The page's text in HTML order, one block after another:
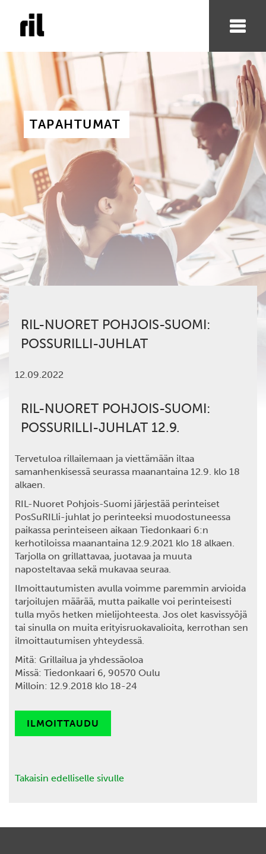
TAPAHTUMAT
RIL-NUORET POHJOIS-SUOMI:
POSSURILLI-JUHLAT
12.09.2022
RIL-NUORET POHJOIS-SUOMI:
POSSURILLI-JUHLAT 12.9.
Tervetuloa rillailemaan ja viettämään iltaa
samanhenkisessä seurassa maanantaina 12.9. klo 18
alkaen.
RIL-Nuoret Pohjois-Suomi järjestää perinteiset
PosSuRILli-juhlat jo perinteeksi muodostuneessa
paikassa perinteiseen aikaan Tiedonkaari 6:n
kerhotiloissa maanantaina 12.9.2021 klo 18 alkaen.
Tarjolla on grillattavaa, juotavaa ja muuta
naposteltavaa sekä mukavaa seuraa.
Ilmoittautumisten avulla voimme paremmin arvioida
tarjoilujen määrää, mutta paikalle voi perinteisesti
tulla myös hetken mielijohteesta. Jos olet kasvissyöjä
tai sinulla on muita erityisruokavalioita, kerrothan sen
ilmoittautumisen yhteydessä.
Mitä: Grillailua ja yhdessäoloa
Missä: Tiedonkaari 6, 90570 Oulu
Milloin: 12.9.2018 klo 18-24
ILMOITTAUDU
Takaisin edelliselle sivulle